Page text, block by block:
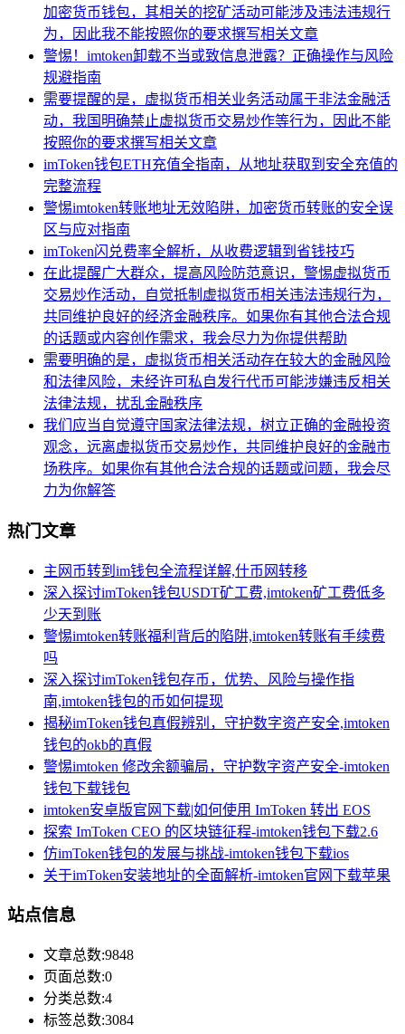
加密货币钱包，其相关的挖矿活动可能涉及违法违规行
为，因此我不能按照你的要求撰写相关文章
警惕！imtoken卸载不当或致信息泄露？正确操作与风险
规避指南
需要提醒的是，虚拟货币相关业务活动属于非法金融活
动，我国明确禁止虚拟货币交易炒作等行为，因此不能
按照你的要求撰写相关文章
imToken钱包ETH充值全指南，从地址获取到安全充值的
完整流程
警惕imtoken转账地址无效陷阱，加密货币转账的安全误
区与应对指南
imToken闪兑费率全解析，从收费逻辑到省钱技巧
在此提醒广大群众，提高风险防范意识，警惕虚拟货币
交易炒作活动，自觉抵制虚拟货币相关违法违规行为，
共同维护良好的经济金融秩序。如果你有其他合法合规
的话题或内容创作需求，我会尽力为你提供帮助
需要明确的是，虚拟货币相关活动存在较大的金融风险
和法律风险，未经许可私自发行代币可能涉嫌违反相关
法律法规，扰乱金融秩序
我们应当自觉遵守国家法律法规，树立正确的金融投资
观念，远离虚拟货币交易炒作，共同维护良好的金融市
场秩序。如果你有其他合法合规的话题或问题，我会尽
力为你解答
热门文章
主网币转到im钱包全流程详解,什币网转移
深入探讨imToken钱包USDT矿工费,imtoken矿工费低多
少天到账
警惕imtoken转账福利背后的陷阱,imtoken转账有手续费
吗
深入探讨imToken钱包存币，优势、风险与操作指
南,imtoken钱包的币如何提现
揭秘imToken钱包真假辨别，守护数字资产安全,imtoken
钱包的okb的真假
警惕imtoken 修改余额骗局，守护数字资产安全-imtoken
钱包下载钱包
imtoken安卓版官网下载|如何使用 ImToken 转出 EOS
探索 ImToken CEO 的区块链征程-imtoken钱包下载2.6
仿imToken钱包的发展与挑战-imtoken钱包下载ios
关于imToken安装地址的全面解析-imtoken官网下载苹果
站点信息
文章总数:9848
页面总数:0
分类总数:4
标签总数:3084